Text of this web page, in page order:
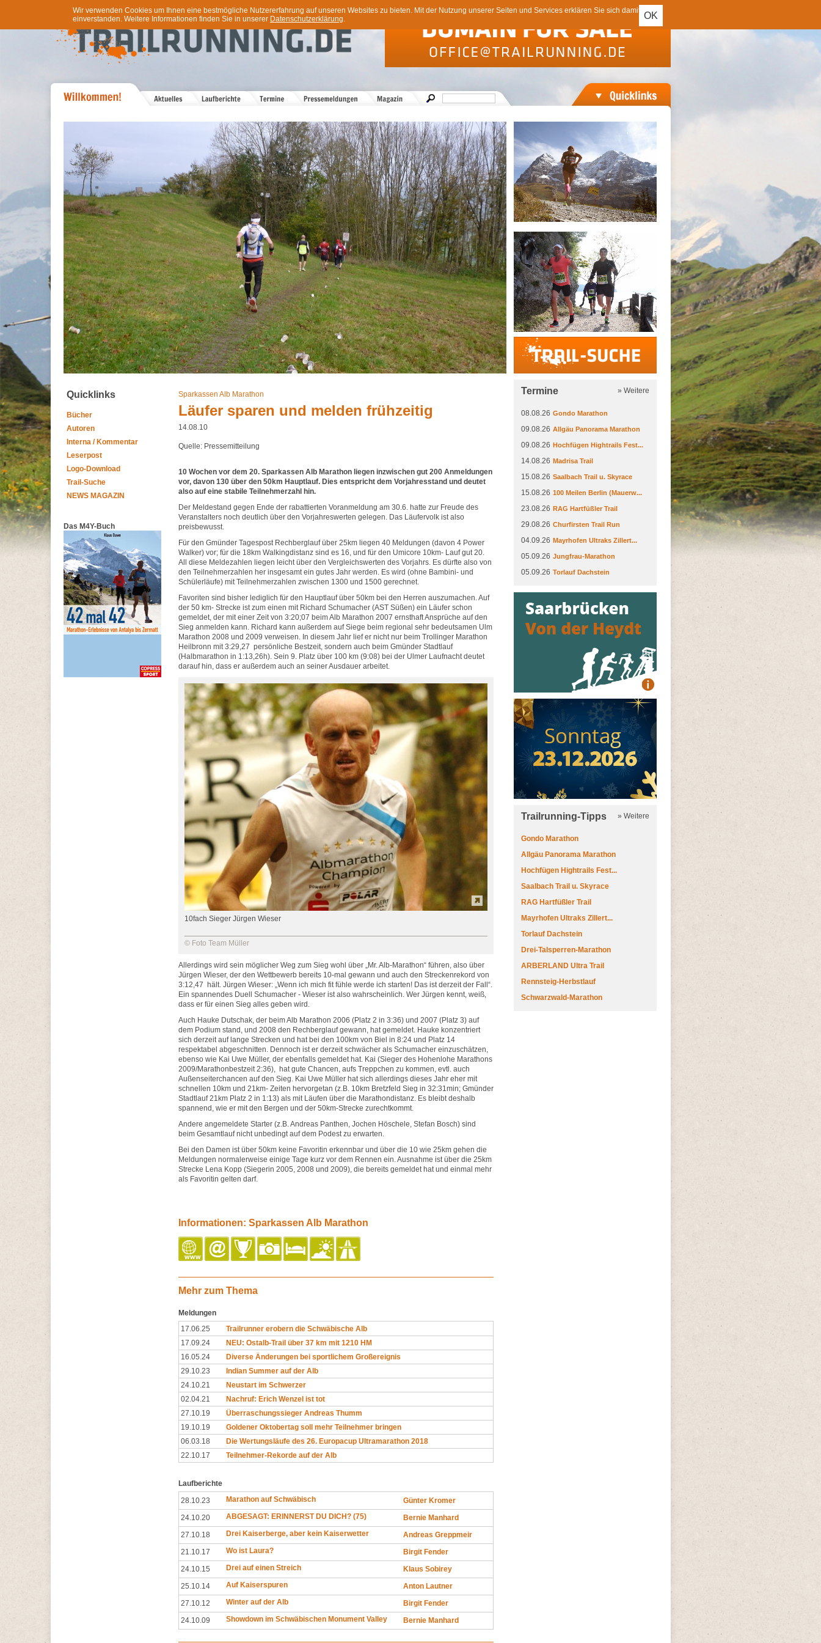
OK
Wir verwenden Cookies um Ihnen eine bestmögliche Nutzererfahrung auf unseren Websites zu bieten. Mit der Nutzung unserer Seiten und Services erklären Sie sich damit
einverstanden. Weitere Informationen finden Sie in unserer Datenschutzerklärung.
Trail-Suche
Quicklinks
Bücher
Autoren
Interna / Kommentar
Leserpost
Logo-Download
Trail-Suche
NEWS MAGAZIN
Das M4Y-Buch
Sparkassen Alb Marathon
Läufer sparen und melden frühzeitig
14.08.10
Quelle: Pressemitteilung
10 Wochen vor dem 20. Sparkassen Alb Marathon liegen inzwischen gut 200 Anmeldungen
vor, davon 130 über den 50km Hauptlauf. Dies entspricht dem Vorjahresstand und deutet
also auf eine stabile Teilnehmerzahl hin.
Der Meldestand gegen Ende der rabattierten Voranmeldung am 30.6. hatte zur Freude des
Veranstalters noch deutlich über den Vorjahreswerten gelegen. Das Läufervolk ist also
preisbewusst.
Für den Gmünder Tagespost Rechberglauf über 25km liegen 40 Meldungen (davon 4 Power
Walker) vor; für die 18km Walkingdistanz sind es 16, und für den Umicore 10km- Lauf gut 20.
All diese Meldezahlen liegen leicht über den Vergleichswerten des Vorjahrs. Es dürfte also von
den Teilnehmerzahlen her insgesamt ein gutes Jahr werden. Es wird (ohne Bambini- und
Schülerläufe) mit Teilnehmerzahlen zwischen 1300 und 1500 gerechnet.
Favoriten sind bisher lediglich für den Hauptlauf über 50km bei den Herren auszumachen. Auf
der 50 km- Strecke ist zum einen mit Richard Schumacher (AST Süßen) ein Läufer schon
gemeldet, der mit einer Zeit von 3:20;07 beim Alb Marathon 2007 ernsthaft Ansprüche auf den
Sieg anmelden kann. Richard kann außerdem auf Siege beim regional sehr bedeutsamen Ulm
Marathon 2008 und 2009 verweisen. In diesem Jahr lief er nicht nur beim Trollinger Marathon
Heilbronn mit 3:29,27 persönliche Bestzeit, sondern auch beim Gmünder Stadtlauf
(Halbmarathon in 1:13,26h). Sein 9. Platz über 100 km (9:08) bei der Ulmer Laufnacht deutet
darauf hin, dass er außerdem auch an seiner Ausdauer arbeitet.
10fach Sieger Jürgen Wieser
© Foto Team Müller
Allerdings wird sein möglicher Weg zum Sieg wohl über „Mr. Alb-Marathon“ führen, also über
Jürgen Wieser, der den Wettbewerb bereits 10-mal gewann und auch den Streckenrekord von
3:12,47 hält. Jürgen Wieser: „Wenn ich mich fit fühle werde ich starten! Das ist derzeit der Fall“.
Ein spannendes Duell Schumacher - Wieser ist also wahrscheinlich. Wer Jürgen kennt, weiß,
dass er für einen Sieg alles geben wird.
Auch Hauke Dutschak, der beim Alb Marathon 2006 (Platz 2 in 3:36) und 2007 (Platz 3) auf
dem Podium stand, und 2008 den Rechberglauf gewann, hat gemeldet. Hauke konzentriert
sich derzeit auf lange Strecken und hat bei den 100km von Biel in 8:24 und Platz 14
respektabel abgeschnitten. Dennoch ist er derzeit schwächer als Schumacher einzuschätzen,
ebenso wie Kai Uwe Müller, der ebenfalls gemeldet hat. Kai (Sieger des Hohenlohe Marathons
2009/Marathonbestzeit 2:36), hat gute Chancen, aufs Treppchen zu kommen, evtl. auch
Außenseiterchancen auf den Sieg. Kai Uwe Müller hat sich allerdings dieses Jahr eher mit
schnellen 10km und 21km- Zeiten hervorgetan (z.B. 10km Bretzfeld Sieg in 32:31min; Gmünder
Stadtlauf 21km Platz 2 in 1:13) als mit Läufen über die Marathondistanz. Es bleibt deshalb
spannend, wie er mit den Bergen und der 50km-Strecke zurechtkommt.
Andere angemeldete Starter (z.B. Andreas Panthen, Jochen Höschele, Stefan Bosch) sind
beim Gesamtlauf nicht unbedingt auf dem Podest zu erwarten.
Bei den Damen ist über 50km keine Favoritin erkennbar und über die 10 wie 25km gehen die
Meldungen normalerweise einige Tage kurz vor dem Rennen ein. Ausnahme ist über die 25km
Strecke Lena Kopp (Siegerin 2005, 2008 und 2009), die bereits gemeldet hat und einmal mehr
als Favoritin gelten darf.
Informationen: Sparkassen Alb Marathon
Mehr zum Thema
Meldungen
17.06.25
Trailrunner erobern die Schwäbische Alb
17.09.24
NEU: Ostalb-Trail über 37 km mit 1210 HM
16.05.24
Diverse Änderungen bei sportlichem Großereignis
29.10.23
Indian Summer auf der Alb
24.10.21
Neustart im Schwerzer
02.04.21
Nachruf: Erich Wenzel ist tot
27.10.19
Überraschungssieger Andreas Thumm
19.10.19
Goldener Oktobertag soll mehr Teilnehmer bringen
06.03.18
Die Wertungsläufe des 26. Europacup Ultramarathon 2018
22.10.17
Teilnehmer-Rekorde auf der Alb
Laufberichte
28.10.23
Marathon auf Schwäbisch
Günter Kromer
24.10.20
ABGESAGT: ERINNERST DU DICH? (75)
Bernie Manhard
27.10.18
Drei Kaiserberge, aber kein Kaiserwetter
Andreas Greppmeir
21.10.17
Wo ist Laura?
Birgit Fender
24.10.15
Drei auf einen Streich
Klaus Sobirey
25.10.14
Auf Kaiserspuren
Anton Lautner
27.10.12
Winter auf der Alb
Birgit Fender
24.10.09
Showdown im Schwäbischen Monument Valley Bernie Manhard
Termine » Weitere
08.08.26 Gondo Marathon
09.08.26 Allgäu Panorama Marathon
09.08.26 Hochfügen Hightrails Fest...
14.08.26 Madrisa Trail
15.08.26 Saalbach Trail u. Skyrace
15.08.26 100 Meilen Berlin (Mauerw...
23.08.26 RAG Hartfüßler Trail
29.08.26 Churfirsten Trail Run
04.09.26 Mayrhofen Ultraks Zillert...
05.09.26 Jungfrau-Marathon
05.09.26 Torlauf Dachstein
Trailrunning-Tipps » Weitere
Gondo Marathon
Allgäu Panorama Marathon
Hochfügen Hightrails Fest...
Saalbach Trail u. Skyrace
RAG Hartfüßler Trail
Mayrhofen Ultraks Zillert...
Torlauf Dachstein
Drei-Talsperren-Marathon
ARBERLAND Ultra Trail
Rennsteig-Herbstlauf
Schwarzwald-Marathon